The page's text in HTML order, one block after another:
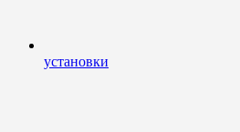
установки